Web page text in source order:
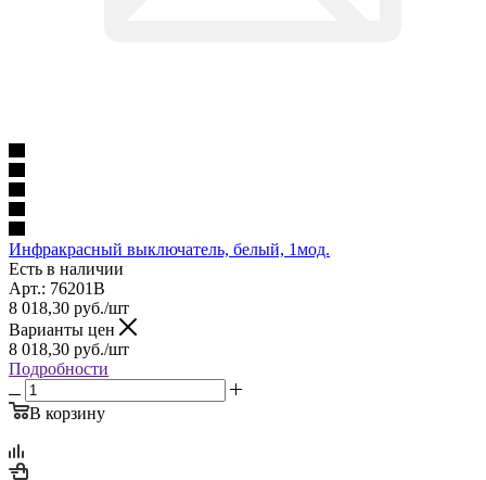
Инфракрасный выключатель, белый, 1мод.
Есть в наличии
Арт.: 76201B
8 018,30 руб./шт
Варианты цен
8 018,30 руб./шт
Подробности
В корзину